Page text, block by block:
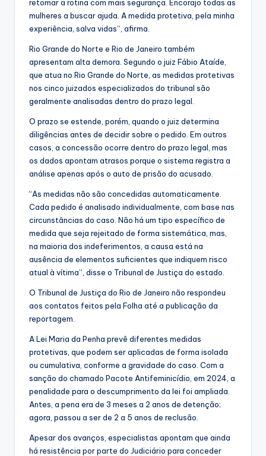
retomar a rotina com mais segurança. Encorajo todas as
mulheres a buscar ajuda. A medida protetiva, pela minha
experiência, salva vidas”, afirma.
Rio Grande do Norte e Rio de Janeiro também
apresentam alta demora. Segundo o juiz Fábio Ataíde,
que atua no Rio Grande do Norte, as medidas protetivas
nos cinco juizados especializados do tribunal são
geralmente analisadas dentro do prazo legal.
O prazo se estende, porém, quando o juiz determina
diligências antes de decidir sobre o pedido. Em outros
casos, a concessão ocorre dentro do prazo legal, mas
os dados apontam atrasos porque o sistema registra a
análise apenas após o auto de prisão do acusado.
“As medidas não são concedidas automaticamente.
Cada pedido é analisado individualmente, com base nas
circunstâncias do caso. Não há um tipo específico de
medida que seja rejeitado de forma sistemática, mas,
na maioria dos indeferimentos, a causa está na
ausência de elementos suficientes que indiquem risco
atual à vítima”, disse o Tribunal de Justiça do estado.
O Tribunal de Justiça do Rio de Janeiro não respondeu
aos contatos feitos pela Folha até a publicação da
reportagem.
A Lei Maria da Penha prevê diferentes medidas
protetivas, que podem ser aplicadas de forma isolada
ou cumulativa, conforme a gravidade do caso. Com a
sanção do chamado Pacote Antifeminicídio, em 2024, a
penalidade para o descumprimento da lei foi ampliada.
Antes, a pena era de 3 meses a 2 anos de detenção;
agora, passou a ser de 2 a 5 anos de reclusão.
Apesar dos avanços, especialistas apontam que ainda
há resistência por parte do Judiciário para conceder